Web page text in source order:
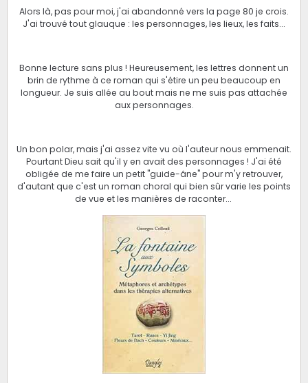
Alors là, pas pour moi, j'ai abandonné vers la page 80 je crois.
J'ai trouvé tout glauque : les personnages, les lieux, les faits...
Bonne lecture sans plus ! Heureusement, les lettres donnent un
brin de rythme à ce roman qui s'étire un peu beaucoup en
longueur. Je suis allée au bout mais ne me suis pas attachée
aux personnages.
Un bon polar, mais j'ai assez vite vu où l'auteur nous emmenait.
Pourtant Dieu sait qu'il y en avait des personnages ! J'ai été
obligée de me faire un petit "guide-âne" pour m'y retrouver,
d'autant que c'est un roman choral qui bien sûr varie les points
de vue et les manières de raconter...